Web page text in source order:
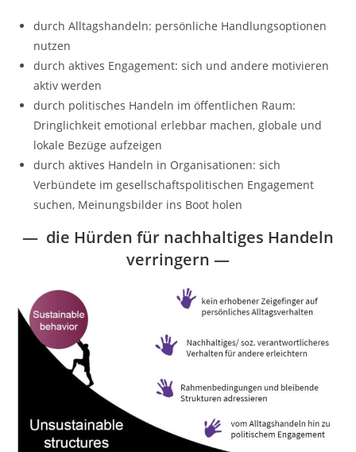
durch Alltagshandeln: persönliche Handlungsoptionen
nutzen
durch aktives Engagement: sich und andere motivieren
aktiv werden
durch politisches Handeln im öffentlichen Raum:
Dringlichkeit emotional erlebbar machen, globale und
lokale Bezüge aufzeigen
durch aktives Handeln in Organisationen: sich
Verbündete im gesellschaftspolitischen Engagement
suchen, Meinungsbilder ins Boot holen
— die Hürden für nachhaltiges Handeln
verringern —